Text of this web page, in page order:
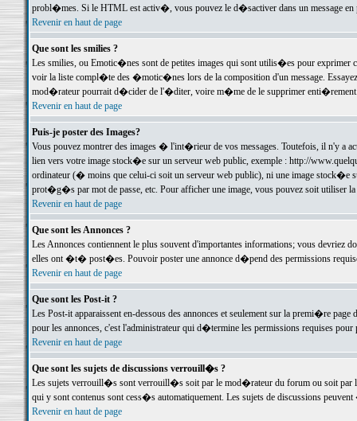
probl�mes. Si le HTML est activ�, vous pouvez le d�sactiver dans un message en
Revenir en haut de page
Que sont les smilies ?
Les smilies, ou Emotic�nes sont de petites images qui sont utilis�es pour exprimer
voir la liste compl�te des �motic�nes lors de la composition d'un message.
mod�rateur pourrait d�cider de l'�diter, voire m�me de le supprimer
Revenir en haut de page
Puis-je poster des Images?
Vous pouvez montrer des images � l'int�rieur de vos messages. Toutefois, il n'y a
lien vers votre image stock�e sur un serveur web public, exemple : http://
ordinateur (� moins que celui-ci soit un serveur web public), ni une image stock�e
prot�g�s par mot de passe, etc. Pour afficher une image, vous pouvez soit
Revenir en haut de page
Que sont les Annonces ?
Les Annonces contiennent le plus souvent d'importantes informations; vous devriez
elles ont �t� post�es. Pouvoir poster une annonce d�pend des permissions
Revenir en haut de page
Que sont les Post-it ?
Les Post-it apparaissent en-dessous des annonces et seulement sur la premi�re
pour les annonces, c'est l'administrateur qui d�termine les permissions requises pour
Revenir en haut de page
Que sont les sujets de discussions verrouill�s ?
Les sujets verrouill�s sont verrouill�s soit par le mod�rateur du forum ou soit par
qui y sont contenus sont cess�s automatiquement. Les sujets de discussions
Revenir en haut de page